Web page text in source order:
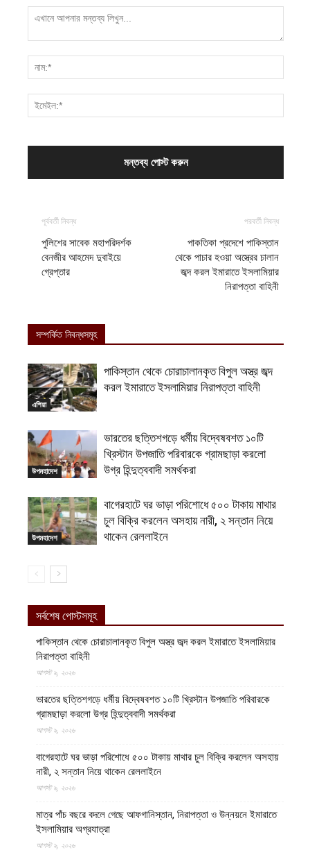
পূর্ববর্তী নিবন্ধ
পুলিশের সাবেক মহাপরিদর্শক
বেনজীর আহমেদ দুবাইয়ে
গ্রেপ্তার
পরবর্তী নিবন্ধ
পাকতিকা প্রদেশে পাকিস্তান
থেকে পাচার হওয়া অস্ত্রের চালান
জব্দ করল ইমারাতে ইসলামিয়ার
নিরাপত্তা বাহিনী
সম্পর্কিত নিবন্ধসমূহ
এশিয়া
পাকিস্তান থেকে চোরাচালানকৃত বিপুল অস্ত্র জব্দ
করল ইমারাতে ইসলামিয়ার নিরাপত্তা বাহিনী
উপমহাদেশ
ভারতের ছত্তিশগড়ে ধর্মীয় বিদ্বেষবশত ১০টি
খ্রিস্টান উপজাতি পরিবারকে গ্রামছাড়া করলো
উগ্র হিন্দুত্ববাদী সমর্থকরা
উপমহাদেশ
বাগেরহাটে ঘর ভাড়া পরিশোধে ৫০০ টাকায় মাথার
চুল বিক্রি করলেন অসহায় নারী, ২ সন্তান নিয়ে
থাকেন রেললাইনে
সর্বশেষ পোস্টসমূহ
পাকিস্তান থেকে চোরাচালানকৃত বিপুল অস্ত্র জব্দ করল ইমারাতে ইসলামিয়ার
নিরাপত্তা বাহিনী
আগস্ট ৯, ২০২৬
ভারতের ছত্তিশগড়ে ধর্মীয় বিদ্বেষবশত ১০টি খ্রিস্টান উপজাতি পরিবারকে
গ্রামছাড়া করলো উগ্র হিন্দুত্ববাদী সমর্থকরা
আগস্ট ৯, ২০২৬
বাগেরহাটে ঘর ভাড়া পরিশোধে ৫০০ টাকায় মাথার চুল বিক্রি করলেন অসহায়
নারী, ২ সন্তান নিয়ে থাকেন রেললাইনে
আগস্ট ৯, ২০২৬
মাত্র পাঁচ বছরে বদলে গেছে আফগানিস্তান, নিরাপত্তা ও উন্নয়নে ইমারাতে
ইসলামিয়ার অগ্রযাত্রা
আগস্ট ৯, ২০২৬